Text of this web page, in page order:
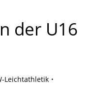
der U16
Leichtathletik